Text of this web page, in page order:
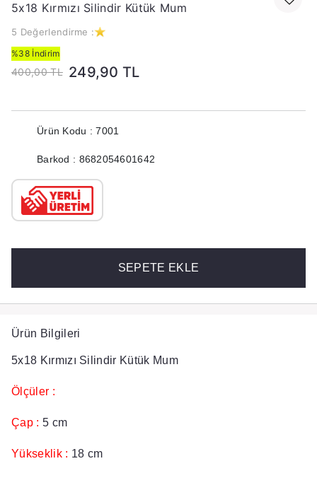
5x18 Kırmızı Silindir Kütük Mum
5 Değerlendirme :
%38 İndirim
400,00 TL 249,90 TL
Ürün Kodu : 7001
Barkod : 8682054601642
SEPETE EKLE
Ürün Bilgileri
5x18 Kırmızı Silindir Kütük Mum
Ölçüler :
Çap : 5 cm
Yükseklik : 18 cm